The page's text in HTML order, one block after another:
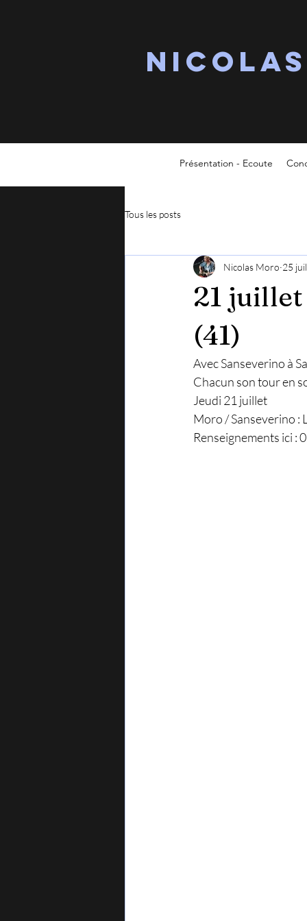
Nicolas
Présentation - Ecoute
Tous les posts
21 juillet
(41)
Nicolas Moro 25
Avec Sanseverino à
Chacun son tour en
Jeudi 21 juillet
Moro / Sanseverino :
Renseignements ici :